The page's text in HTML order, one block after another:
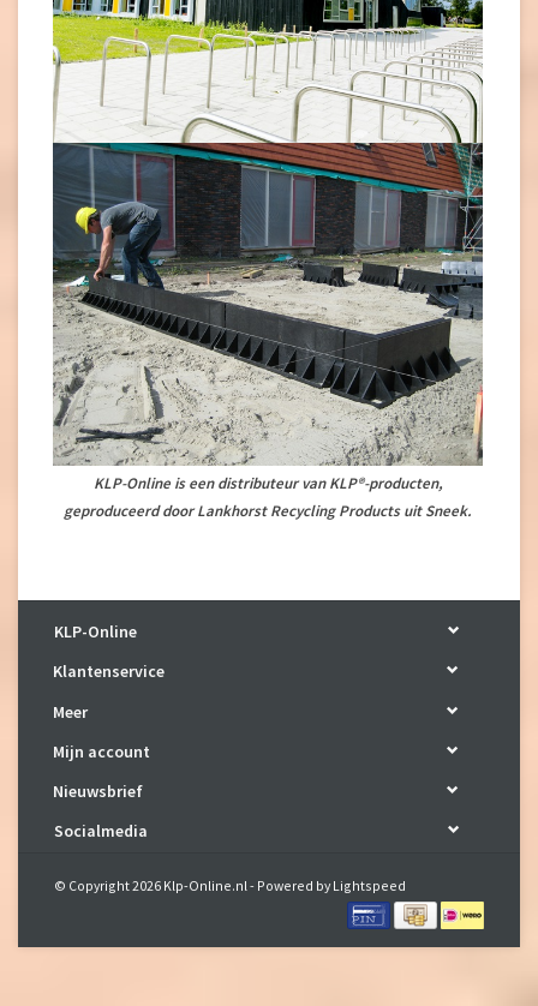
KLP-Online is een distributeur van KLP®-producten,
geproduceerd door Lankhorst Recycling Products uit Sneek.
KLP-Online
Klantenservice
Meer
Mijn account
Nieuwsbrief
Socialmedia
© Copyright 2026 Klp-Online.nl - Powered byLightspeed